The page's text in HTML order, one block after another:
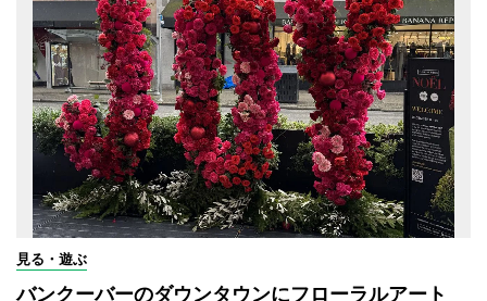
見る・遊ぶ
バンクーバーのダウンタウンにフローラルアート